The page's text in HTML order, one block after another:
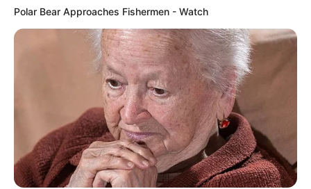
Polar Bear Approaches Fishermen - Watch